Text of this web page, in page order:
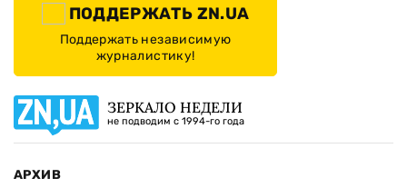
ПОДДЕРЖАТЬ ZN.UA
Поддержать независимую
журналистику!
ЗЕРКАЛО НЕДЕЛИ
не подводим с 1994-го года
АРХИВ